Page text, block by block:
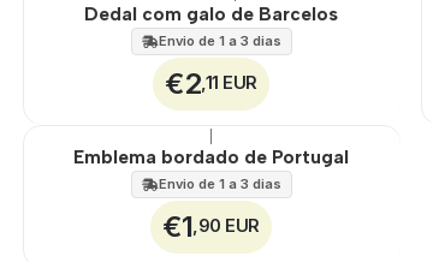
Dedal com galo de Barcelos
Envio de 1 a 3 dias
€2 ,11 EUR
Emblema bordado de Portugal
Envio de 1 a 3 dias
€1 ,90 EUR